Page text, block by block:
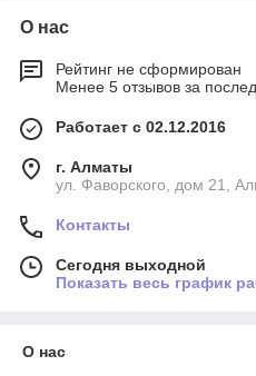
О нас
Рейтинг не сформирован
Менее 5 отзывов за
Работает с 02.12.2016
г. Алматы
ул. Фаворского, дом 21,
Контакты
Сегодня выходной
Показать весь график
О нас